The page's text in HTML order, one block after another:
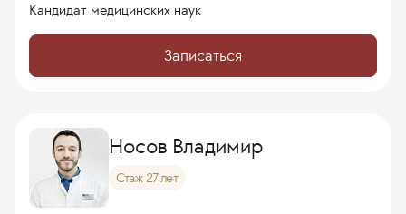
Кандидат медицинских наук
Записаться
Носов Владимир
Стаж 27 лет